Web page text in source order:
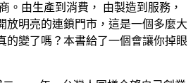
。由生產到消費， 由製造到服務，
放明亮的連鎖門市，這是一個多麼大
的變了嗎？本書給了一個會讓你掉眼